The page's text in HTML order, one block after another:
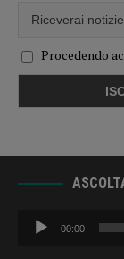
Procedendo
Audio
Player
00:00